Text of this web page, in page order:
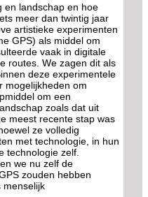
en landschap en hoe
meer dan twintig jaar
artistieke experimenten
GPS) als middel om
vaak in digitale
routes. We zagen dit als
deze experimentele
mogelijkheden om
om een
zoals dat uit
meest recente stap was
ze volledig
met technologie, in hun
technologie zelf.
we nu zelf de
zouden hebben
menselijk